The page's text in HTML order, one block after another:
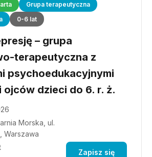
Grupa terapeutyczna
0-6 lat
– grupa
terapeutyczna z
psychoedukacyjnymi
ojców dzieci do 6. r. ż.
Morska, ul.
Warszawa
Zapisz się